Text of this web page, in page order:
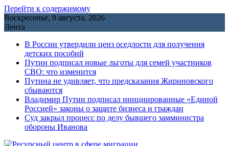
Перейти к содержимому
Воскресенье, 9 августа, 2026
Лента
В России утвердили ценз оседлости для получения
детских пособий
Путин подписал новые льготы для семей участников
СВО: что изменится
Путина не удивляет, что предсказания Жириновского
сбываются
Владимир Путин подписал инициированные «Единой
Россией» законы о защите бизнеса и граждан
Cуд закрыл процесс по делу бывшего замминистра
обороны Иванова